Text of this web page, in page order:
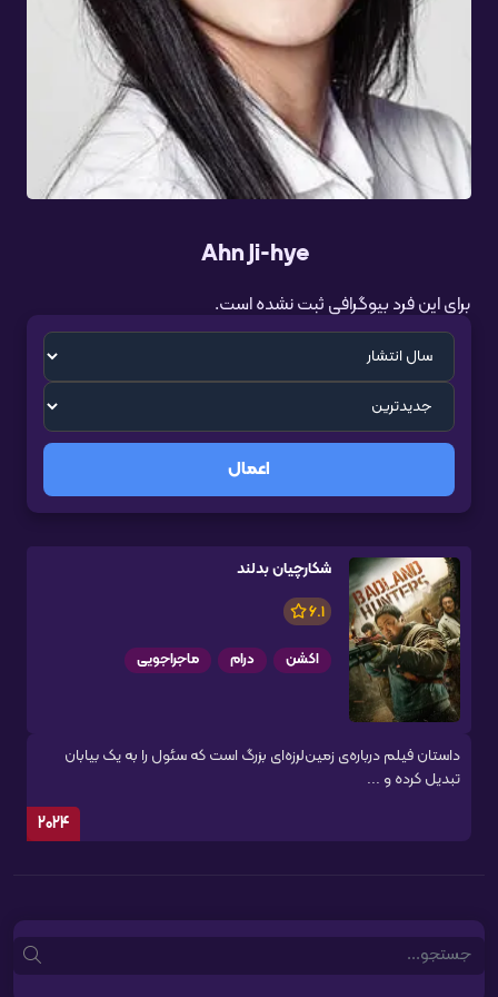
Ahn Ji-hye
برای این فرد بیوگرافی ثبت نشده است.
اعمال
شکارچیان بدلند
6.1
اکشن درام ماجراجویی
داستان فیلم درباره‌ی زمین‌لرزه‌ای بزرگ است که سئول را به یک بیابان
تبدیل کرده و ...
2024
Search